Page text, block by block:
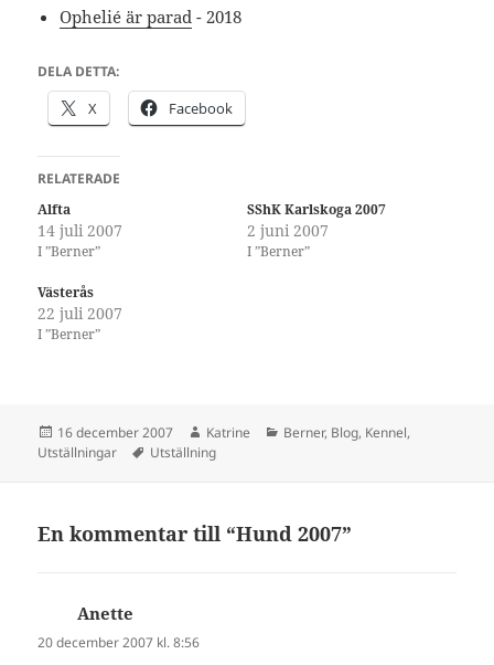
Ophelié är parad - 2018
DELA DETTA:
X Facebook
RELATERADE
Alfta
14 juli 2007
I ”Berner”
SShK Karlskoga 2007
2 juni 2007
I ”Berner”
Västerås
22 juli 2007
I ”Berner”
Postat
16 december 2007 Författare
Katrine Kategorier
Berner, Blog, Kennel,
Utställningar
Taggar
Utställning
En kommentar till “Hund 2007”
Anette
20 december 2007 kl. 8:56